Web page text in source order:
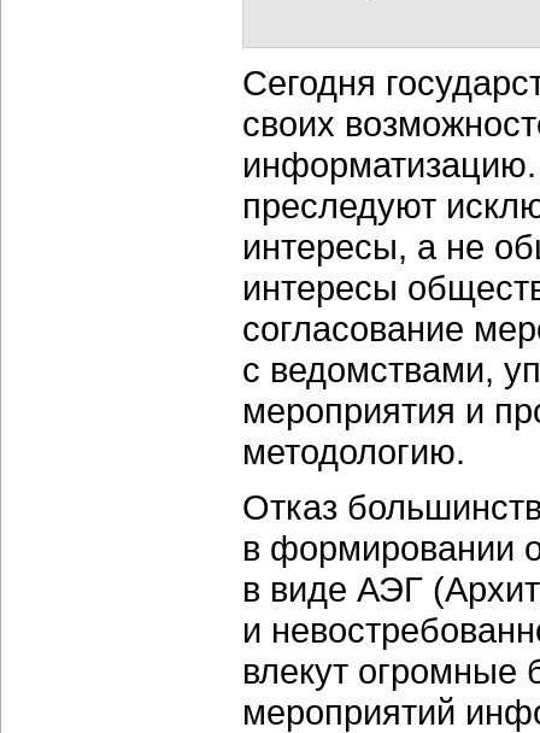
Сегодня
своих
преследуют
интересы, а не
интересы
согласование
с ведомствами,
мероприятия и
методологию.
Отказ
в формировании
в виде АЭГ
и
влекут огромные
мероприятий